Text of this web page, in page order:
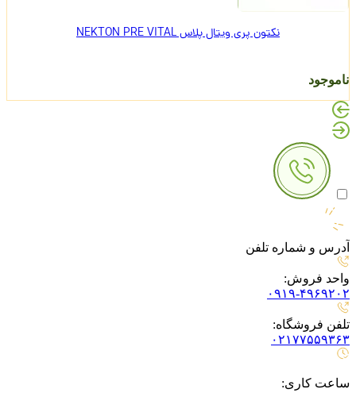
نکتون پری ویتال پلاس NEKTON PRE VITAL
ناموجود
آدرس و شماره تلفن
واحد فروش:
۰۹۱۹-۴۹۶۹۲۰۲
تلفن فروشگاه:
۰۲۱۷۷۵۵۹۳۶۳
ساعت کاری: